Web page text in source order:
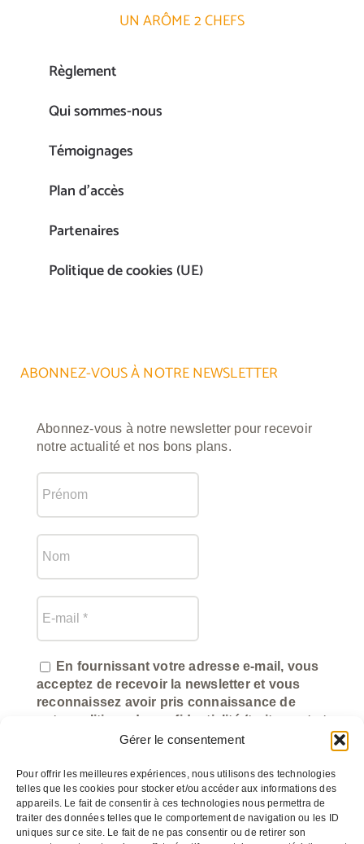
Gérer le consentement
Pour offrir les meilleures expériences, nous utilisons des technologies
telles que les cookies pour stocker et/ou accéder aux informations des
appareils. Le fait de consentir à ces technologies nous permettra de
traiter des données telles que le comportement de navigation ou les ID
uniques sur ce site. Le fait de ne pas consentir ou de retirer son
UN ARÔME 2 CHEFS
Règlement
Qui sommes-nous
Témoignages
Plan d’accès
Partenaires
Politique de cookies (UE)
ABONNEZ-VOUS À NOTRE NEWSLETTER
Abonnez-vous à notre newsletter pour recevoir
notre actualité et nos bons plans.
En fournissant votre adresse e-mail, vous
acceptez de recevoir la newsletter et vous
reconnaissez avoir pris connaissance de
notre politique de confidentialité (traitement et
utilisation des données).